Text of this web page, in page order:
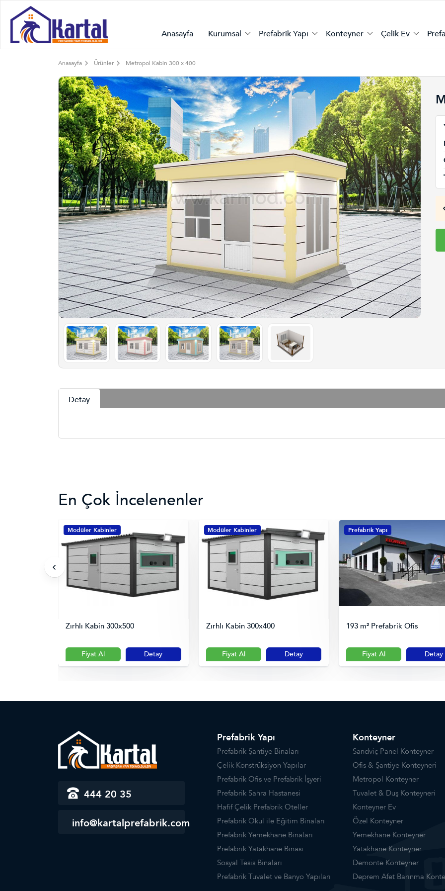
Anasayfa Kurumsal Prefabrik Yapı Konteyner Çelik Ev
Anasayfa Ürünler Metropol Kabin 300 x 400
Detay
En Çok İncelenenler
Modüler Kabinler
Zırhlı Kabin 300x500
Fiyat Al Detay
Modüler Kabinler
Zırhlı Kabin 300x400
Fiyat Al Detay
Prefabrik Yapı
193 m² Prefabrik Ofis
Fiyat Al Detay
444 20 35
info@kartalprefabrik.com
Prefabrik Yapı
Prefabrik Şantiye Binaları
Çelik Konstrüksiyon Yapılar
Prefabrik Ofis ve Prefabrik İşyeri
Prefabrik Sahra Hastanesi
Hafif Çelik Prefabrik Oteller
Prefabrik Okul ile Eğitim Binaları
Prefabrik Yemekhane Binaları
Prefabrik Yatakhane Binası
Sosyal Tesis Binaları
Prefabrik Tuvalet ve Banyo Yapıları
Konteyner
Sandviç Panel Konteyner
Ofis & Şantiye Konteyneri
Metropol Konteyner
Tuvalet & Duş Konteyneri
Konteyner Ev
Özel Konteyner
Yemekhane Konteyner
Yatakhane Konteyner
Demonte Konteyner
Deprem Afet Barınma